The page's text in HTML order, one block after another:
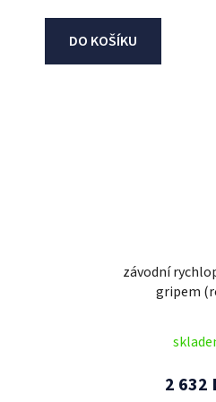
DO KOŠÍKU
závodní
gripem
2 632